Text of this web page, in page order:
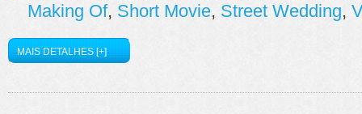
Making Of, Short Movie, Street Wedding,
MAIS DETALHES [+]